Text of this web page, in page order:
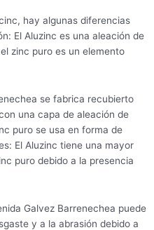
hay algunas diferencias
El Aluzinc es una aleación de
zinc puro es un elemento
se fabrica recubierto
una capa de aleación de
puro se usa en forma de
El Aluzinc tiene una mayor
puro debido a la presencia
Galvez Barrenechea puede
y a la abrasión debido a